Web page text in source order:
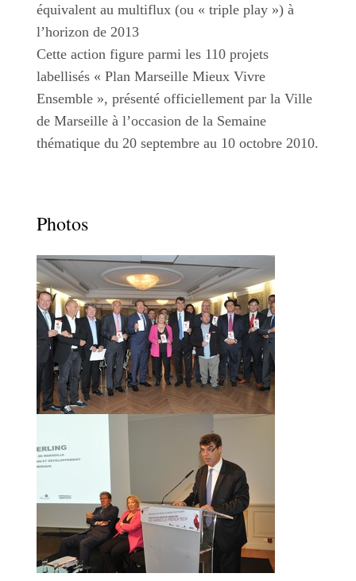
équivalent au multiflux (ou « triple play ») à
l’horizon de 2013
Cette action figure parmi les 110 projets
labellisés « Plan Marseille Mieux Vivre
Ensemble », présenté officiellement par la Ville
de Marseille à l’occasion de la Semaine
thématique du 20 septembre au 10 octobre 2010.
Photos